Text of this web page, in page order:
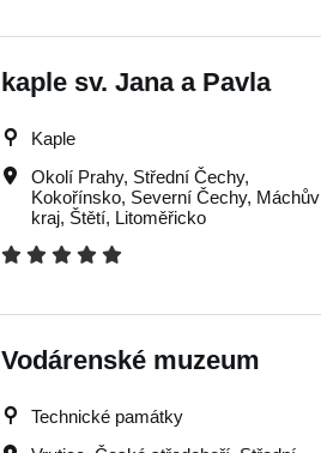
kaple sv. Jana a Pavla
Kaple
Okolí Prahy, Střední Čechy,
Kokořínsko, Severní Čechy, Máchův
kraj, Štětí, Litoměřicko
Vodárenské muzeum
Technické památky